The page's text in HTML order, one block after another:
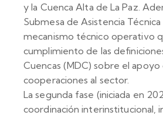
y la Cuenca Alta de La Paz.
Submesa de Asistencia Técnica
mecanismo técnico operativo
cumplimiento de las
Cuencas (MDC) sobre el apoyo
cooperaciones al sector.
La segunda fase (iniciada en
coordinación interinstitucional,